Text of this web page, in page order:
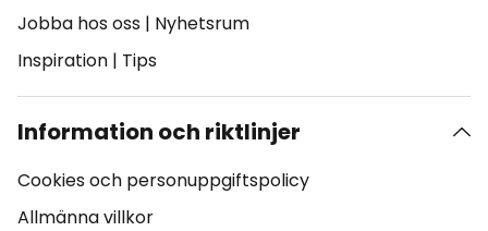
Jobba hos oss | Nyhetsrum
Inspiration | Tips
Information och riktlinjer
Cookies och personuppgiftspolicy
Allmänna villkor